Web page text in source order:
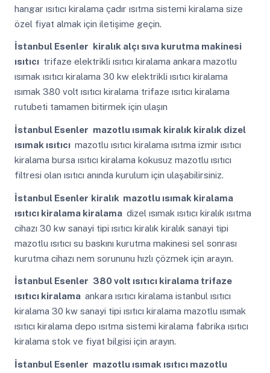
hangar ısıtıcı kiralama çadır ısıtma sistemi kiralama size
özel fiyat almak için iletişime geçin.
İstanbul Esenler
kiralık alçı sıva kurutma makinesi
ısıtıcı trifaze elektrikli ısıtıcı kiralama ankara mazotlu
ısımak ısıtıcı kiralama 30 kw elektrikli ısıtıcı kiralama
ısımak 380 volt ısıtıcı kiralama trifaze ısıtıcı kiralama
rutubeti tamamen bitirmek için ulaşın
İstanbul Esenler mazotlu ısımak kiralık kiralık dizel
ısımak ısıtıcı mazotlu ısıtıcı kiralama ısıtma izmir ısıtıcı
kiralama bursa ısıtıcı kiralama kokusuz mazotlu ısıtıcı
filtresi olan ısıtıcı anında kurulum için ulaşabilirsiniz.
İstanbul Esenler kiralık mazotlu ısımak kiralama
ısıtıcı kiralama kiralama dizel ısımak ısıtıcı kiralık ısıtma
cihazı 30 kw sanayi tipi ısıtıcı kiralık kiralık sanayi tipi
mazotlu ısıtıcı su baskını kurutma makinesi sel sonrası
kurutma cihazı nem sorununu hızlı çözmek için arayın.
İstanbul Esenler 380 volt ısıtıcı kiralama trifaze
ısıtıcı kiralama ankara ısıtıcı kiralama istanbul ısıtıcı
kiralama 30 kw sanayi tipi ısıtıcı kiralama mazotlu ısımak
ısıtıcı kiralama depo ısıtma sistemi kiralama fabrika ısıtıcı
kiralama stok ve fiyat bilgisi için arayın.
İstanbul Esenler mazotlu ısımak ısıtıcı mazotlu